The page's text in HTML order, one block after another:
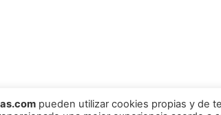
pueden utilizar cookies propias y de